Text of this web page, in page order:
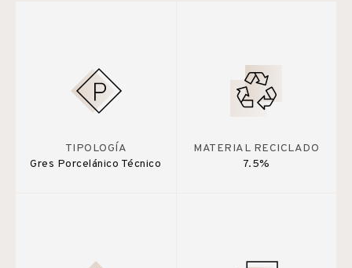
TIPOLOGÍA
Gres Porcelánico Técnico
MATERIAL RECICLADO
7.5%